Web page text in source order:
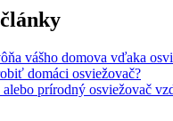
vášho domova vďaka
domáci osviežovač?
prírodný osviežovač